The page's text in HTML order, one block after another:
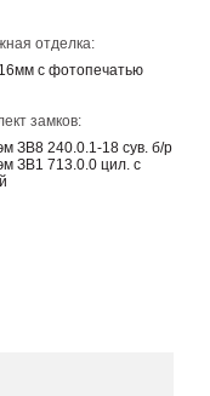
отделка:
с фотопечатью
замков:
ЗВ8 240.0.1-18 сув. б/р
ЗВ1 713.0.0 цил. с